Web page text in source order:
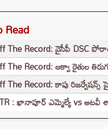
Read
The Record: వైసీపీ DSC
The Record: ఆక్వా రైతుల
The Record: కాపు
: ఖానాపూర్ ఎమ్మెల్యే vs అటవీ